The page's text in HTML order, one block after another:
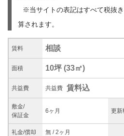
※当サイトの表記はすべて税抜
算されます。
賃料 相談
面積 10坪 (33㎡)
共益費 共益費 賃料込
敷金/
保証金
6ヶ月 更新
礼金/償却 無 /2ヶ月